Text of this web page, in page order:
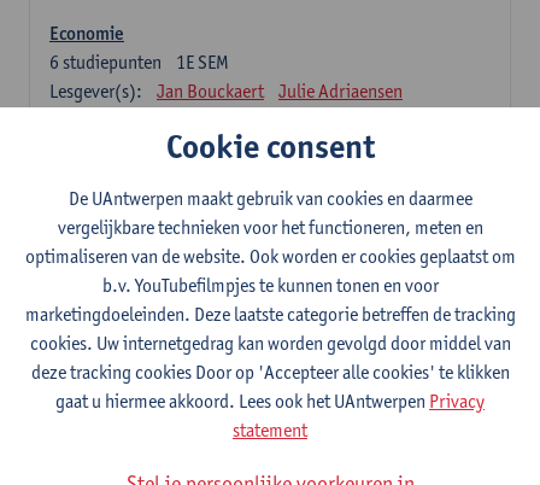
Economie
1E SEM
6 studiepunten
Lesgever(s):
Jan Bouckaert Julie Adriaensen
Domein 3. Bedrijfseconomie
Accountancy
1E/2E SEM
6studiepunten
Lesgever(s):
Tom Van Caneghem Christine Lippens
Domein 6. Kwantitatieve methoden
Beschrijvende statistiek en kansrekenen
2E SEM
3studiepunten
Stephan Van der Veeken
Cookie consent
De UAntwerpen maakt gebruik van cookies en daarmee
vergelijkbare technieken voor het functioneren, meten en
optimaliseren van de website. Ook worden er cookies geplaatst om
b.v. YouTubefilmpjes te kunnen tonen en voor
marketingdoeleinden. Deze laatste categorie betreffen de tracking
cookies. Uw internetgedrag kan worden gevolgd door middel van
deze tracking cookies Door op 'Accepteer alle cookies' te klikken
gaat u hiermee akkoord. Lees ook het UAntwerpen Privacy
statement